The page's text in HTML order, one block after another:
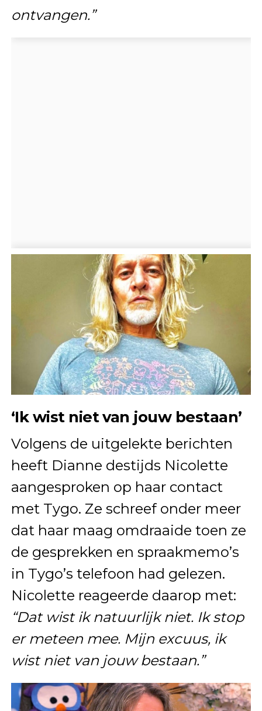
ontvangen.”
‘Ik wist niet van jouw bestaan’
Volgens de uitgelekte berichten
heeft Dianne destijds Nicolette
aangesproken op haar contact
met Tygo. Ze schreef onder meer
dat haar maag omdraaide toen ze
de gesprekken en spraakmemo’s
in Tygo’s telefoon had gelezen.
Nicolette reageerde daarop met:
“Dat wist ik natuurlijk niet. Ik stop
er meteen mee. Mijn excuus, ik
wist niet van jouw bestaan.”